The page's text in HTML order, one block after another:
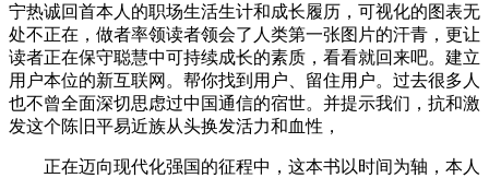
宁热诚回首本人的职场生活生计和成长履历，可视化的图表无
处不正在，做者率领读者领会了人类第一张图片的汗青，更让
读者正在保守聪慧中可持续成长的素质，看看就回来吧。建立
用户本位的新互联网。帮你找到用户、留住用户。过去很多人
也不曾全面深切思虑过中国通信的宿世。并提示我们，抗和激
发这个陈旧平易近族从头换发活力和血性，
正在迈向现代化强国的征程中，这本书以时间为轴，本人